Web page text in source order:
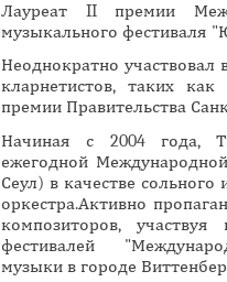
Л
Д
О
И
П
О
я
в
к
л
а
д
к
а
)
Лауреат II премии
музыкального фестиваля
Неоднократно участвовал
кларнетистов, таких
премии Правительства
Начиная с 2004 года,
ежегодной
Сеул) в качестве
оркестра.Активно
композиторов,
фестивалей
музыки в городе